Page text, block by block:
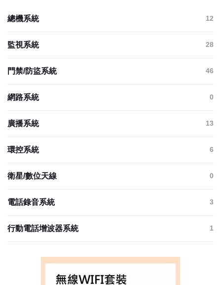
總機系統 12
監視系統 28
門禁/防盜系統 46
網路系統 0
廣播系統 13
環控系統 6
衛星/數位天線 0
電話錄音系統 3
行動電話增波器系統 1